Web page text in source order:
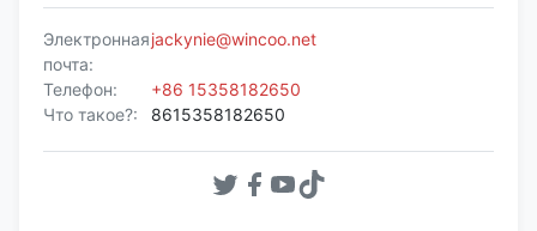
Электронная
почта:
jackynie@wincoo.net
Телефон:
+86 15358182650
Что такое?:
8615358182650